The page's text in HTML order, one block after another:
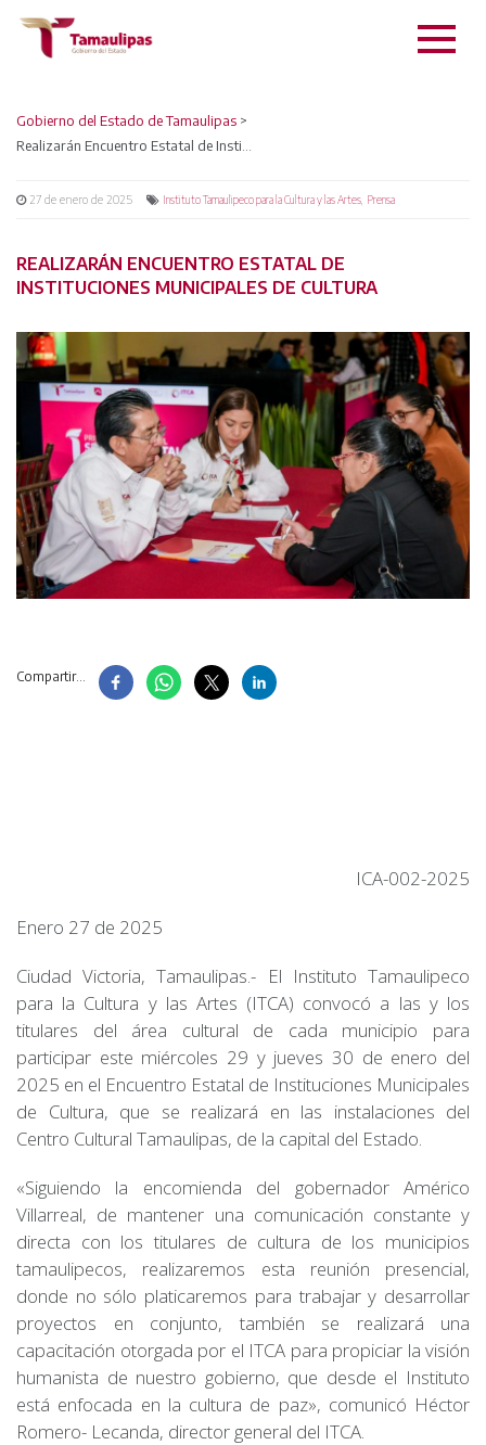
Gobierno del Estado de Tamaulipas >
27 de enero de 2025 Instituto Tamaulipeco para la Cultura y las Artes Prensa
REALIZARÁN ENCUENTRO ESTATAL DE
INSTITUCIONES MUNICIPALES DE CULTURA
Compartir...
ICA-002-2025
Enero 27 de 2025
Ciudad Victoria, Tamaulipas.- El Instituto Tamaulipeco
para la Cultura y las Artes (ITCA) convocó a las y los
titulares del área cultural de cada municipio para
participar este miércoles 29 y jueves 30 de enero del
2025 en el Encuentro Estatal de Instituciones Municipales
de Cultura, que se realizará en las instalaciones del
Centro Cultural Tamaulipas, de la capital del Estado.
«Siguiendo la encomienda del gobernador Américo
Villarreal, de mantener una comunicación constante y
directa con los titulares de cultura de los municipios
tamaulipecos, realizaremos esta reunión presencial,
donde no sólo platicaremos para trabajar y desarrollar
proyectos en conjunto, también se realizará una
capacitación otorgada por el ITCA para propiciar la visión
humanista de nuestro gobierno, que desde el Instituto
está enfocada en la cultura de paz», comunicó Héctor
Romero- Lecanda, director general del ITCA.